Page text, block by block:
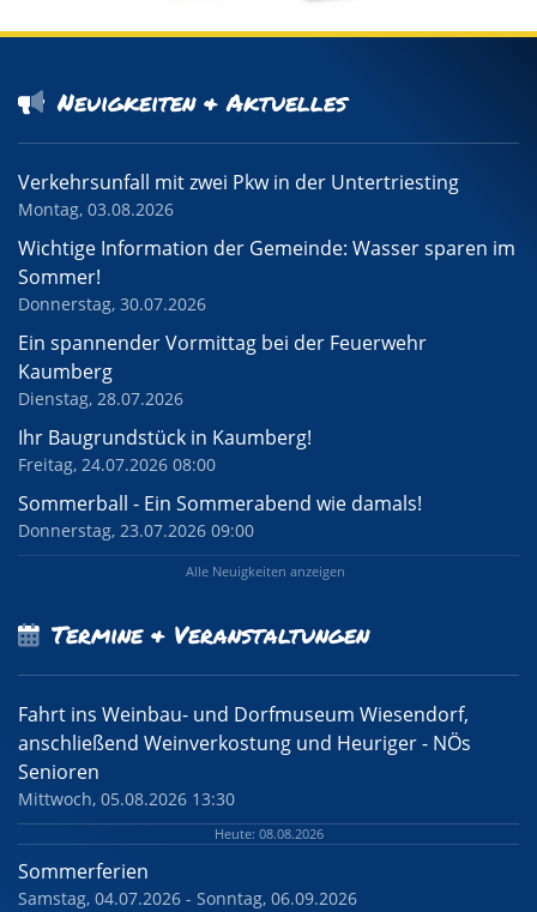
Neuigkeiten & Aktuelles
Verkehrsunfall mit zwei Pkw in der Untertriesting
Montag, 03.08.2026
Wichtige Information der Gemeinde: Wasser sparen im
Sommer!
Donnerstag, 30.07.2026
Ein spannender Vormittag bei der Feuerwehr
Kaumberg
Dienstag, 28.07.2026
Ihr Baugrundstück in Kaumberg!
Freitag, 24.07.2026 08:00
Sommerball - Ein Sommerabend wie damals!
Donnerstag, 23.07.2026 09:00
Alle Neuigkeiten anzeigen
Termine & Veranstaltungen
Fahrt ins Weinbau- und Dorfmuseum Wiesendorf,
anschließend Weinverkostung und Heuriger - NÖs
Senioren
Mittwoch, 05.08.2026 13:30
Heute: 08.08.2026
Sommerferien
Samstag, 04.07.2026 - Sonntag, 06.09.2026